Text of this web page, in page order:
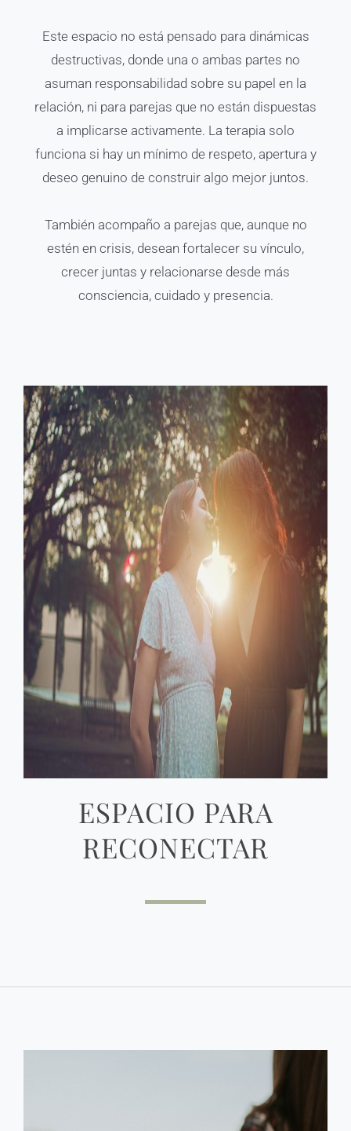
Este espacio no está pensado para dinámicas
destructivas, donde una o ambas partes no
asuman responsabilidad sobre su papel en la
relación, ni para parejas que no están dispuestas
a implicarse activamente. La terapia solo
funciona si hay un mínimo de respeto, apertura y
deseo genuino de construir algo mejor juntos.
También acompaño a parejas que, aunque no
estén en crisis, desean fortalecer su vínculo,
crecer juntas y relacionarse desde más
consciencia, cuidado y presencia.
ESPACIO PARA
RECONECTAR